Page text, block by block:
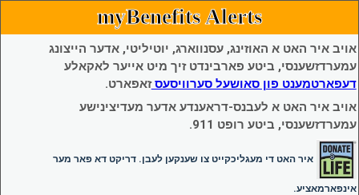
myBenefits Alerts
אויב איר האט א האוזינג, עסנווארג, יוטיליטי, אדער הייצונג
עמערדזשענסי, ביטע פארבינדט זיך מיט אייער לאקאלע
דעפארטמענט פון סאושעל סערוויסעסזאפארט.
אויב איר האט א לעבנס-דראענדע אדער מעדיצינישע
עמערדזשענסי, ביטע רופט 911.
איר האט די מעגליכקייט צו שענקען לעבן. דריקט דא פאר מער
אינפארמאציע.